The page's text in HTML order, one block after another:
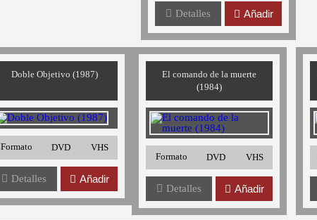
Detalles Añadir
Doble Objetivo (1987)
Formato DVD VHS
Detalles Añadir
El comando de la muerte
(1984)
Formato DVD VHS
Detalles Añadir